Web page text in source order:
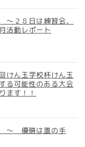
２８日は練習会、
活動レポート
けん玉学校杯けん玉
可能性のある大会
ます！！
～ 優勝は誰の手